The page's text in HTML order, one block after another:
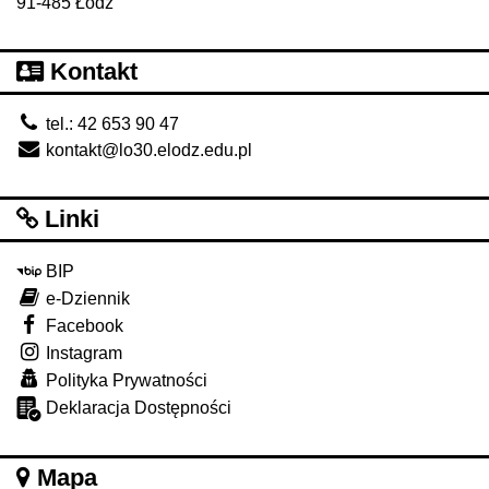
Kontakt
tel.: 42 653 90 47
kontakt@lo30.elodz.edu.pl
Linki
BIP
e-Dziennik
Facebook
Instagram
Polityka Prywatności
Deklaracja Dostępności
Mapa